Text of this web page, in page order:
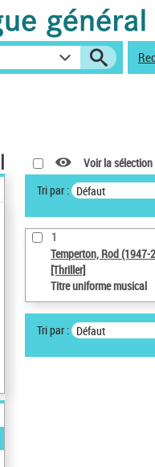
Voir la sélection
Tri par : Défaut
1
Temperton, Rod (1947-
[Thriller]
Titre uniforme musical
Tri par : Défaut